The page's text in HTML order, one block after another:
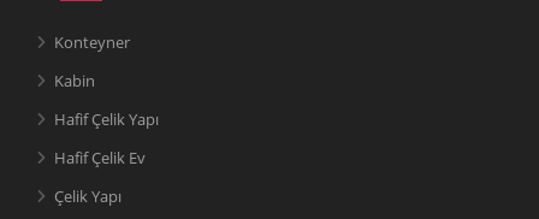
Konteyner
Kabin
Hafif Çelik Yapı
Hafif Çelik Ev
Çelik Yapı